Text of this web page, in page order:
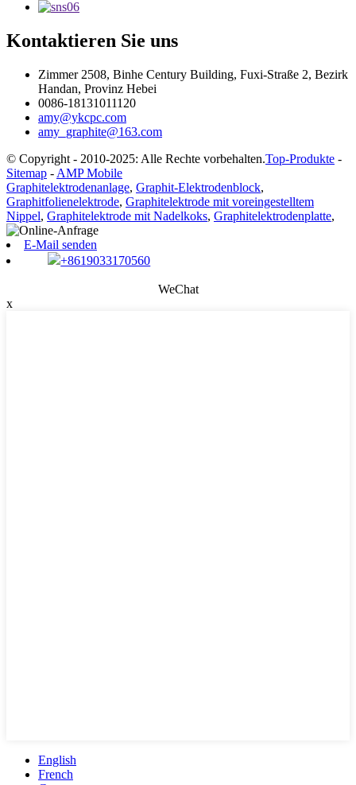
Kontaktieren Sie uns
Zimmer 2508, Binhe Century Building, Fuxi-Straße 2, Bezirk
Handan, Provinz Hebei
0086-18131011120
amy@ykcpc.com
amy_graphite@163.com
© Copyright - 2010-2025: Alle Rechte vorbehalten.Top-Produkte -
Sitemap - AMP Mobile
Graphitelektrodenanlage, Graphit-Elektrodenblock,
Graphitfolienelektrode, Graphitelektrode mit voreingestelltem
Nippel, Graphitelektrode mit Nadelkoks, Graphitelektrodenplatte,
E-Mail senden
+8619033170560
WeChat
x
English
French